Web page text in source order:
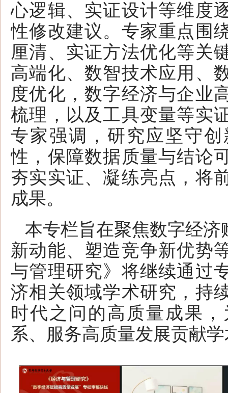
心逻辑、实证设计等维度
性修改建议。专家重点围
厘清、实证方法优化等关
高端化、数智技术应用、
度优化，数字经济与企业
梳理，以及工具变量等实
专家强调，研究应坚守
性，保障数据质量与结论
夯实实证、凝练亮点，将
成果。
本专栏旨在聚焦数字经
新动能、塑造竞争新优势
与管理研究》将继续通过
济相关领域学术研究，持
时代之问的高质量成果
系、服务高质量发展贡献